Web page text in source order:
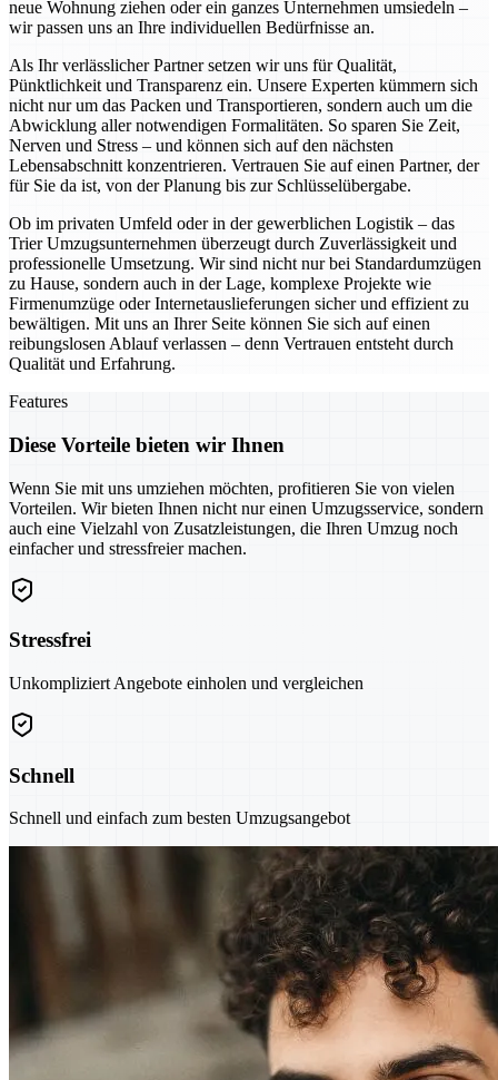
neue Wohnung ziehen oder ein ganzes Unternehmen umsiedeln –
wir passen uns an Ihre individuellen Bedürfnisse an.
Als Ihr verlässlicher Partner setzen wir uns für Qualität,
Pünktlichkeit und Transparenz ein. Unsere Experten kümmern sich
nicht nur um das Packen und Transportieren, sondern auch um die
Abwicklung aller notwendigen Formalitäten. So sparen Sie Zeit,
Nerven und Stress – und können sich auf den nächsten
Lebensabschnitt konzentrieren. Vertrauen Sie auf einen Partner, der
für Sie da ist, von der Planung bis zur Schlüsselübergabe.
Ob im privaten Umfeld oder in der gewerblichen Logistik – das
Trier Umzugsunternehmen überzeugt durch Zuverlässigkeit und
professionelle Umsetzung. Wir sind nicht nur bei Standardumzügen
zu Hause, sondern auch in der Lage, komplexe Projekte wie
Firmenumzüge oder Internetauslieferungen sicher und effizient zu
bewältigen. Mit uns an Ihrer Seite können Sie sich auf einen
reibungslosen Ablauf verlassen – denn Vertrauen entsteht durch
Qualität und Erfahrung.
Features
Diese Vorteile bieten wir Ihnen
Wenn Sie mit uns umziehen möchten, profitieren Sie von vielen
Vorteilen. Wir bieten Ihnen nicht nur einen Umzugsservice, sondern
auch eine Vielzahl von Zusatzleistungen, die Ihren Umzug noch
einfacher und stressfreier machen.
Stressfrei
Unkompliziert Angebote einholen und vergleichen
Schnell
Schnell und einfach zum besten Umzugsangebot